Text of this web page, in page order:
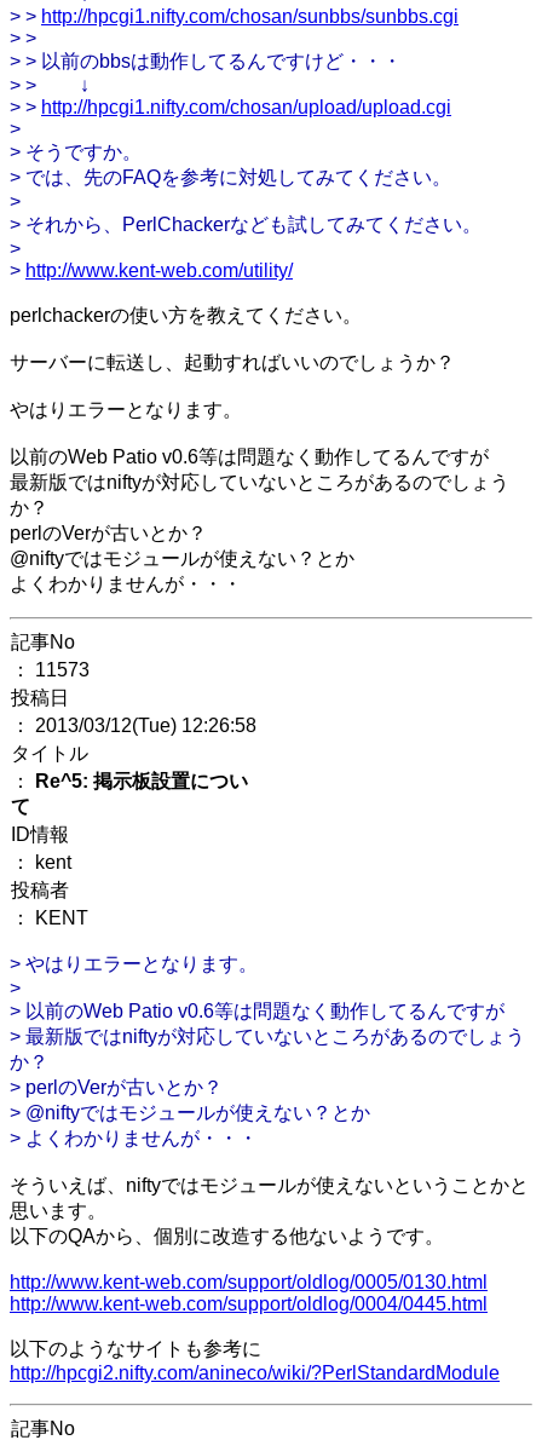
> > http://hpcgi1.nifty.com/chosan/sunbbs/sunbbs.cgi
> >
> > 以前のbbsは動作してるんですけど・・・
> > ↓
> > http://hpcgi1.nifty.com/chosan/upload/upload.cgi
>
> そうですか。
> では、先のFAQを参考に対処してみてください。
>
> それから、PerlChackerなども試してみてください。
>
> http://www.kent-web.com/utility/
perlchackerの使い方を教えてください。
サーバーに転送し、起動すればいいのでしょうか？
やはりエラーとなります。
以前のWeb Patio v0.6等は問題なく動作してるんですが
最新版ではniftyが対応していないところがあるのでしょう
か？
perlのVerが古いとか？
@niftyではモジュールが使えない？とか
よくわかりませんが・・・
記事No
： 11573
投稿日
： 2013/03/12(Tue) 12:26:58
タイトル
：
Re^5: 掲示板設置につい
て
ID情報
： kent
投稿者
： KENT
> やはりエラーとなります。
>
> 以前のWeb Patio v0.6等は問題なく動作してるんですが
> 最新版ではniftyが対応していないところがあるのでしょう
か？
> perlのVerが古いとか？
> @niftyではモジュールが使えない？とか
> よくわかりませんが・・・
そういえば、niftyではモジュールが使えないということかと
思います。
以下のQAから、個別に改造する他ないようです。
http://www.kent-web.com/support/oldlog/0005/0130.html
http://www.kent-web.com/support/oldlog/0004/0445.html
以下のようなサイトも参考に
http://hpcgi2.nifty.com/anineco/wiki/?PerlStandardModule
記事No